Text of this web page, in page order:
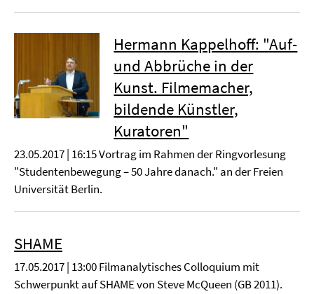
Hermann Kappelhoff: "Auf-
und Abbrüche in der
Kunst. Filmemacher,
bildende Künstler,
Kuratoren"
23.05.2017 | 16:15 Vortrag im Rahmen der Ringvorlesung
"Studentenbewegung – 50 Jahre danach." an der Freien
Universität Berlin.
SHAME
17.05.2017 | 13:00 Filmanalytisches Colloquium mit
Schwerpunkt auf SHAME von Steve McQueen (GB 2011).